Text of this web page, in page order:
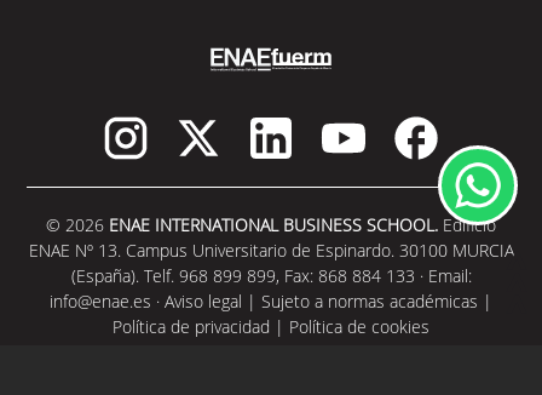
© 2026 ENAE INTERNATIONAL BUSINESS SCHOOL. Edificio
ENAE Nº 13. Campus Universitario de Espinardo. 30100 MURCIA
(España). Telf. 968 899 899, Fax: 868 884 133 · Email:
info@enae.es · Aviso legal | Sujeto a normas académicas |
Política de privacidad | Política de cookies